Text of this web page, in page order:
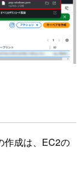
作成は、EC2の